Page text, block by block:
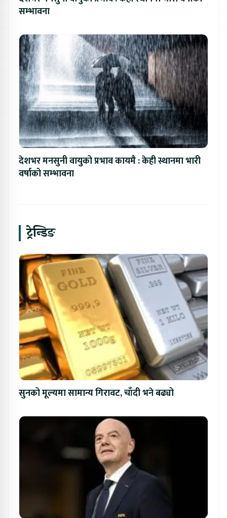
सम्भावना
देशभर मनसुनी वायुको प्रभाव कायमै : केही स्थानमा भारी
वर्षाको सम्भावना
ट्रेन्डिङ
सुनको मूल्यमा सामान्य गिरावट, चाँदी भने बढ्यो